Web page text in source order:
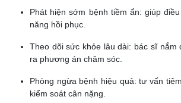
Phát hiện sớm bệnh tiềm ẩn: giúp
năng hồi phục.
Theo dõi sức khỏe lâu dài: bác sĩ nắm
ra phương án chăm sóc.
Phòng ngừa bệnh hiệu quả: tư vấn
kiểm soát cân nặng.